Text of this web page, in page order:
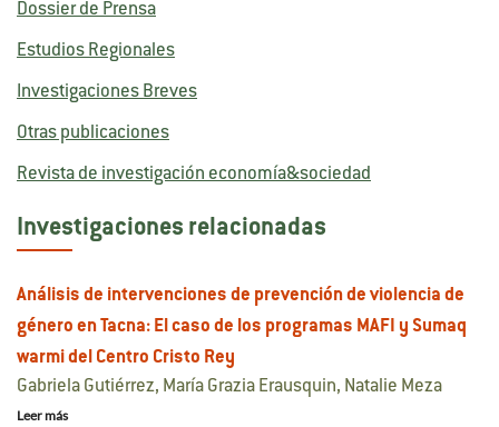
Dossier de Prensa
Estudios Regionales
Investigaciones Breves
Otras publicaciones
Revista de investigación economía&sociedad
Investigaciones relacionadas
Análisis de intervenciones de prevención de violencia de
género en Tacna: El caso de los programas MAFI y Sumaq
warmi del Centro Cristo Rey
Gabriela Gutiérrez, María Grazia Erausquin, Natalie Meza
Leer más